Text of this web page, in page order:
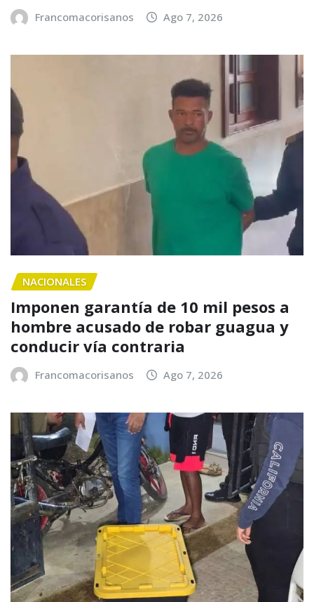
Francomacorisanos Ago 7, 2026
NACIONALES
Imponen garantía de 10 mil pesos a
hombre acusado de robar guagua y
conducir vía contraria
Francomacorisanos Ago 7, 2026